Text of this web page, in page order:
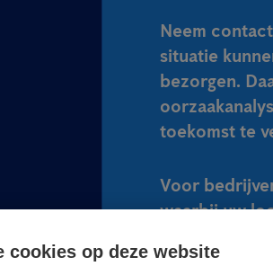
Neem
situatie
bezorgen.
toekomst te
Voor
waarbij uw
cookies op deze website